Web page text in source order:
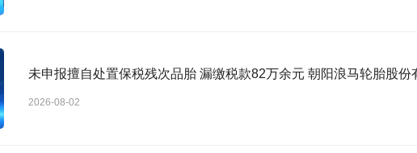
未申报擅自处置保税残次品胎 漏缴税款82万余元 朝阳浪马轮胎股份
2026-08-02